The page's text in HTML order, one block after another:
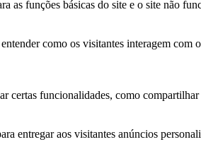
as funções básicas do site e o site não
como os visitantes interagem
certas funcionalidades, como
entregar aos visitantes anúncios